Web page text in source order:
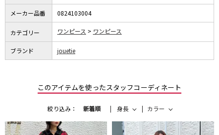
メーカー品番 0824103004
カテゴリー ワンピース ワンピース
ブランド jouetie
このアイテムを使ったスタッフコーディネート
絞り込み： 新着順 身長 カラー